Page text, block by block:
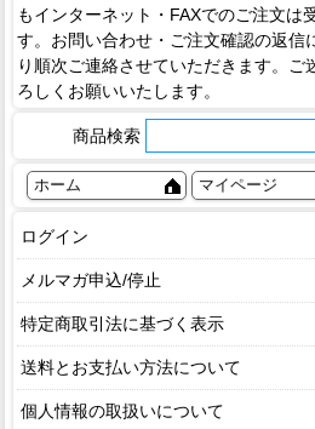
もインターネット・FAXでのご注文は
す。お問い合わせ・ご注文確認の返信
り順次ご連絡させていただきます。ご
ろしくお願いいたします。
商品検索
ホーム マイページ
ログイン
メルマガ申込/停止
特定商取引法に基づく表示
送料とお支払い方法について
個人情報の取扱いについて